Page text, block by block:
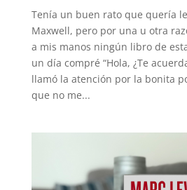
Tenía un buen rato que quería
Maxwell, pero por una u otra
a mis manos ningún libro de
un día compré “Hola, ¿Te
llamó la atención por la bonita
que no me...